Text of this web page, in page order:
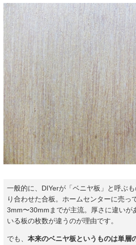
一般的に、DIYerが「ベニヤ板」と呼ぶ
り合わせた合板。ホームセンターに売っ
3mm〜30mmまでが主流。厚さに違いが
いる板の枚数が違うのが理由です。
でも、 本来のベニヤ板というものは単層